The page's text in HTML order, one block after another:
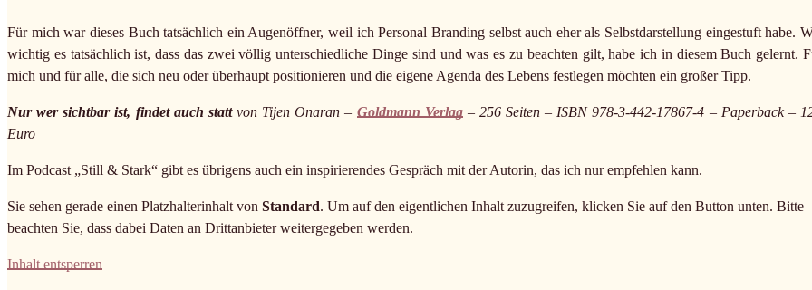
Für mich war dieses Buch tatsächlich ein Augenöffner, weil ich Personal Branding selbst auch eher als Selbstdarstellung eingestuft habe.
wichtig es tatsächlich ist, dass das zwei völlig unterschiedliche Dinge sind und was es zu beachten gilt, habe ich in diesem Buch gelernt.
mich und für alle, die sich neu oder überhaupt positionieren und die eigene Agenda des Lebens festlegen möchten ein großer Tipp.
Nur wer sichtbar ist, findet auch stattvon Tijen Onaran – Goldmann Verlag– 256 Seiten – ISBN 978-3-442-17867-4 – Paperback –
Euro
Im Podcast „Still & Stark“ gibt es übrigens auch ein inspirierendes Gespräch mit der Autorin, das ich nur empfehlen kann.
Sie sehen gerade einen Platzhalterinhalt von Standard. Um auf den eigentlichen Inhalt zuzugreifen, klicken Sie auf den Button unten. Bitte
beachten Sie, dass dabei Daten an Drittanbieter weitergegeben werden.
Inhalt entsperren